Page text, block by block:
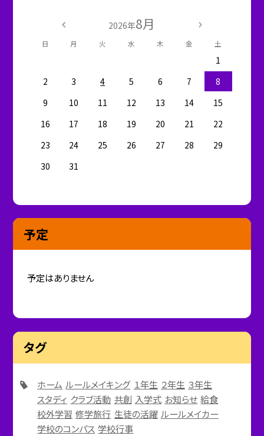
2026年8月
日 月 火 水 木 金 土
1
2
3 4 5 6 7
8
9
10 11 12 13 14
15
16
17 18 19 20 21
22
23
24 25 26 27 28
29
30
31
予定
予定はありません
タグ
ホーム ルールメイキング １年生 ２年生 ３年生
スタディ クラブ活動 共創 入学式 お知らせ 給食
校外学習 修学旅行 生徒の活躍 ルールメイカー
学校のコンパス 学校行事